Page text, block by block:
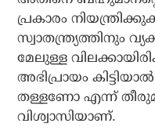
പ്രകാരം
സ്വാതന്ത്ര്യത്തിനും
മേലുള്ള
അഭിപ്രായം
തള്ളണോ എന്ന്
വിശ്വാസിയാണ്.